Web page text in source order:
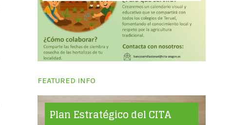
FEATURED INFO
Plan Estratégico del CITA